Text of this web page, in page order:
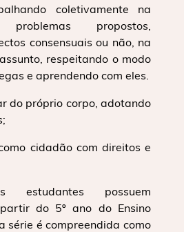
coletivamente na
propostos,
consensuais ou não, na
respeitando o modo
e aprendendo com eles.
do próprio corpo, adotando
cidadão com direitos e
possuem
do 5º ano do Ensino
série é compreendida como